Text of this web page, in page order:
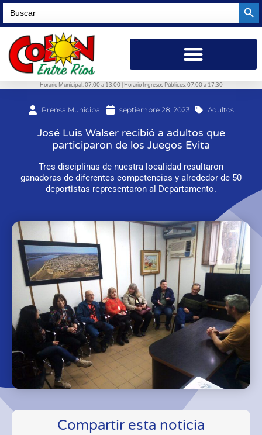
Search
for:
Horario Municipal: 07:00 a 13:00 | Horario Ingresos Públicos: 07:00 a 17:30
Prensa Municipal septiembre 28, 2023 Adultos
José Luis Walser recibió a adultos que
participaron de los Juegos Evita
Tres disciplinas de nuestra localidad resultaron
ganadoras de diferentes competencias y alrededor de 50
deportistas representaron al Departamento.
Compartir esta noticia